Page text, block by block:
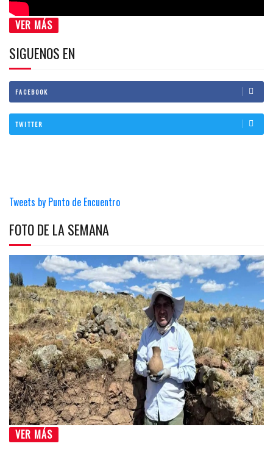
VER MÁS
SIGUENOS EN
FACEBOOK
TWITTER
Tweets by Punto de Encuentro
FOTO DE LA SEMANA
VER MÁS